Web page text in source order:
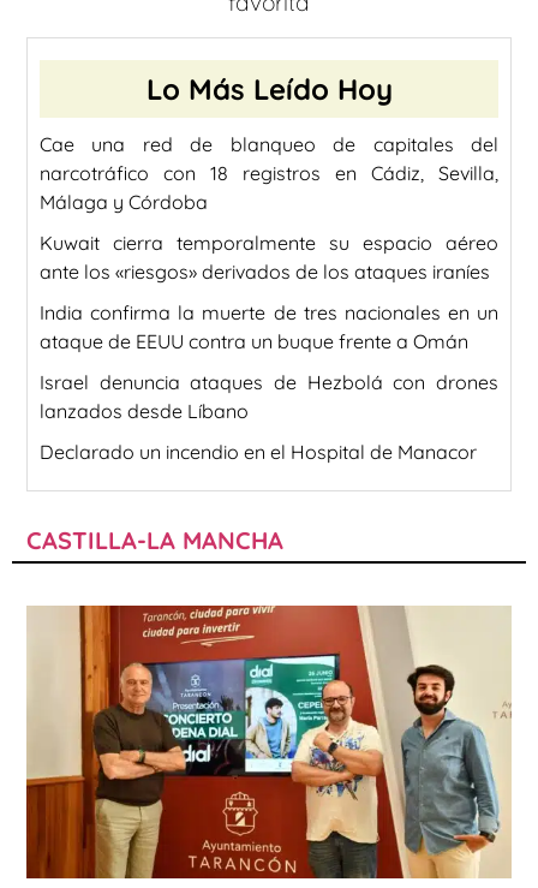
Lo Más Leído Hoy
Cae una red de blanqueo de capitales del
narcotráfico con 18 registros en Cádiz, Sevilla,
Málaga y Córdoba
Kuwait cierra temporalmente su espacio aéreo
ante los «riesgos» derivados de los ataques iraníes
India confirma la muerte de tres nacionales en un
ataque de EEUU contra un buque frente a Omán
Israel denuncia ataques de Hezbolá con drones
lanzados desde Líbano
Declarado un incendio en el Hospital de Manacor
CASTILLA-LA MANCHA